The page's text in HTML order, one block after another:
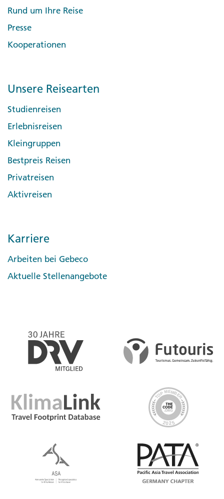
Rund um Ihre Reise
Presse
Kooperationen
Unsere Reisearten
Studienreisen
Erlebnisreisen
Kleingruppen
Bestpreis Reisen
Privatreisen
Aktivreisen
Karriere
Arbeiten bei Gebeco
Aktuelle Stellenangebote